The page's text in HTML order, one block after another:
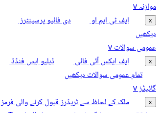
موازنہv
x ایف ٹی ایم او دی فائیو پرسینٹرز
دیکھیں
عمومی سوالاتv
x ایف ایکس آئی فائی ڈبلیو ایس فنڈڈ
تمام عمومی سوالات دیکھیں
گائیڈزv
x ملک کے لحاظ سے ٹریڈرز قبول کرنے والی